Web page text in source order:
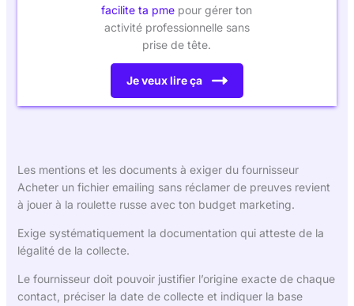
facilite ta pme pour gérer ton
activité professionnelle sans
prise de tête.
Je veux lire ça
Les mentions et les documents à exiger du fournisseur
Acheter un fichier emailing sans réclamer de preuves revient
à jouer à la roulette russe avec ton budget marketing.
Exige systématiquement la documentation qui atteste de la
légalité de la collecte.
Le fournisseur doit pouvoir justifier l’origine exacte de chaque
contact, préciser la date de collecte et indiquer la base